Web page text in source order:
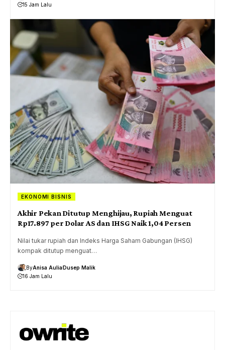
15 Jam Lalu
EKONOMI BISNIS
Akhir Pekan Ditutup Menghijau, Rupiah Menguat
Rp17.897 per Dolar AS dan IHSG Naik 1,04 Persen
Nilai tukar rupiah dan Indeks Harga Saham Gabungan (IHSG)
kompak ditutup menguat…
ByAnisa AuliaDusep Malik
16 Jam Lalu